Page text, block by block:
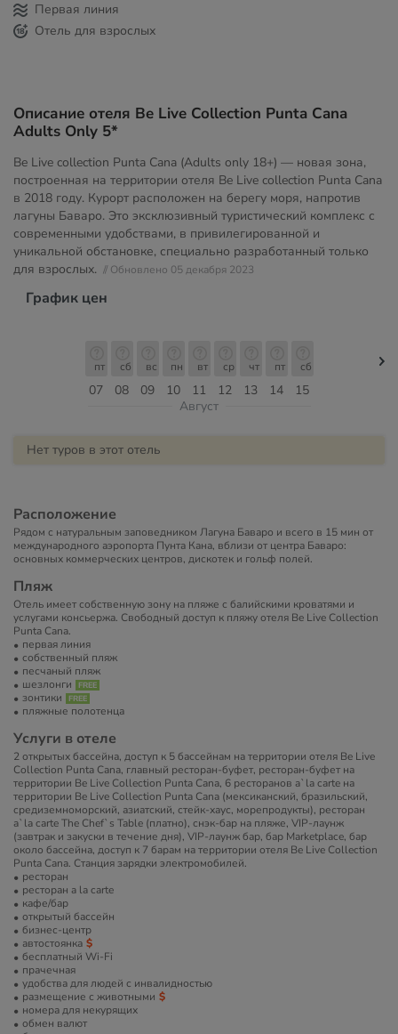
Первая линия
Отель для взрослых
Описание отеля Be Live Collection Punta Cana
Adults Only 5*
Be Live collection Punta Cana (Adults only 18+) — новая зона,
построенная на территории отеля Be Live collection Punta Cana
в 2018 году. Курорт расположен на берегу моря, напротив
лагуны Баваро. Это эксклюзивный туристический комплекс с
современными удобствами, в привилегированной и
уникальной обстановке, специально разработанный только
для взрослых. // Обновлено 05 декабря 2023
График цен
07
пт
08
сб
09
вс
10
пн
11
вт
12
ср
13
чт
14
пт
15
сб
Август
Нет туров в этот отель
Расположение
Рядом с натуральным заповедником Лагуна Баваро и всего в 15 мин от
международного аэропорта Пунта Кана, вблизи от центра Баваро:
основных коммерческих центров, дискотек и гольф полей.
Пляж
Отель имеет собственную зону на пляже с балийскими кроватями и
услугами консьержа. Свободный доступ к пляжу отеля Be Live Collection
Punta Cana.
первая линия
собственный пляж
песчаный пляж
шезлонги
зонтики
пляжные полотенца
Услуги в отеле
2 открытых бассейна, доступ к 5 бассейнам на территории отеля Be Live
Collection Punta Cana, главный ресторан-буфет, ресторан-буфет на
территории Be Live Collection Punta Cana, 6 ресторанов a`la carte на
территории Be Live Collection Punta Cana (мексиканский, бразильский,
средиземноморский, азиатский, стейк-хаус, морепродукты), ресторан
a`la carte The Chef`s Table (платно), снэк-бар на пляже, VIP-лаунж
(завтрак и закуски в течение дня), VIP-лаунж бар, бар Marketplace, бар
около бассейна, доступ к 7 барам на территории отеля Be Live Collection
Punta Cana. Cтанция зарядки электромобилей.
ресторан
ресторан a la carte
кафе/бар
открытый бассейн
бизнес-центр
автостоянка
бесплатный Wi-Fi
прачечная
удобства для людей с инвалидностью
размещение с животными
номера для некурящих
обмен валют